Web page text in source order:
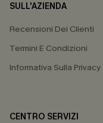
SULL'AZIENDA
Recensioni Dei Clienti
Termini E Condizioni
Informativa Sulla Privacy
CENTRO SERVIZI